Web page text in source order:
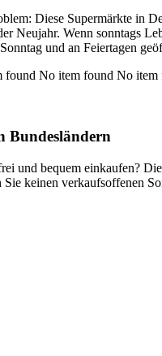
Diese Supermärkte in
Neujahr. Wenn sonntags
und an Feiertagen
No item found No
Bundesländern
und bequem einkaufen?
keinen verkaufsoffenen